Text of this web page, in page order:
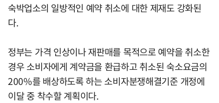
숙박업소의 일방적인 예약 취소에 대한 제재도 강화된
다.
정부는 가격 인상이나 재판매를 목적으로 예약을 취소한
경우 소비자에게 계약금을 환급하고 취소된 숙소요금의
200%를 배상하도록 하는 소비자분쟁해결기준 개정에
이달 중 착수할 계획이다.